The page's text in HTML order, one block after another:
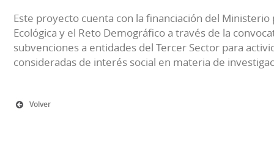
Este proyecto cuenta con la financiación del Ministerio
Ecológica y el Reto Demográfico a través de la
subvenciones a entidades del Tercer Sector para
consideradas de interés social en materia de
Volver